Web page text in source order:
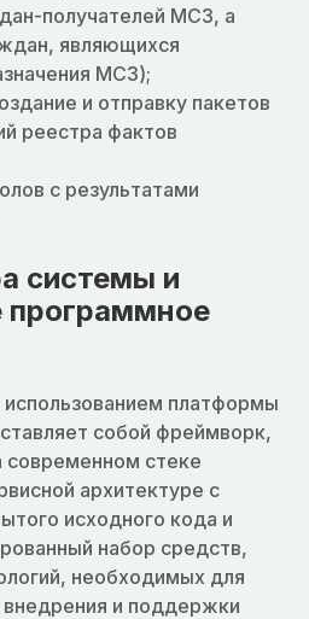
получателей МСЗ, а
являющихся
МСЗ);
и отправку пакетов
реестра фактов
с результатами
системы и
программное
платформы
собой фреймворк,
современном стеке
архитектуре с
исходного кода и
набор средств,
необходимых для
и поддержки